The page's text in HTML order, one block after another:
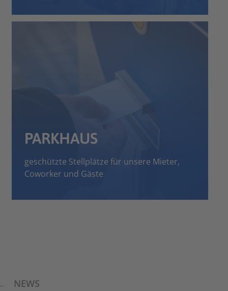
PARKHAUS
geschützte Stellplätze für unsere Mieter,
Coworker und Gäste
NEWS